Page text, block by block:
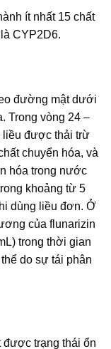
ít nhất 15 chất
CYP2D6.
đường mật dưới
Trong vòng 24 –
liều được thải trừ
chuyển hóa, và
hóa trong nước
khoảng từ 5
dùng liều đơn. Ở
của flunarizin
trong thời gian
do sự tái phân
được trạng thái ổn